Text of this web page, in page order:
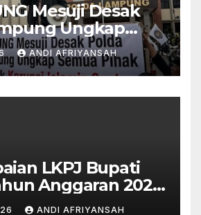
Mesuji Desak
Ungkap
di Balik Korupsi
ANDI AFRIYANSAH
LKPJ Bupati
Anggaran 2025
Rapat
ANDI AFRIYANSAH